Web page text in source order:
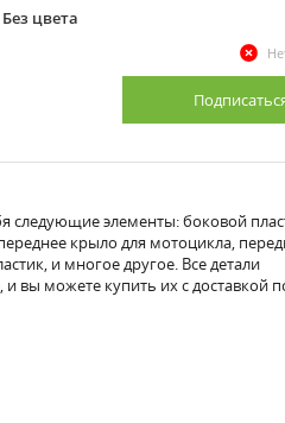
цвета
следующие элементы: боковой
крыло для мотоцикла,
и многое другое. Все детали
вы можете купить их с доставкой